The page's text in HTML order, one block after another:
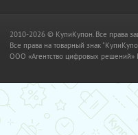
2010-2026 © КупиКупон. Все права
Все права на товарный знак
OOO «Агентство цифровых